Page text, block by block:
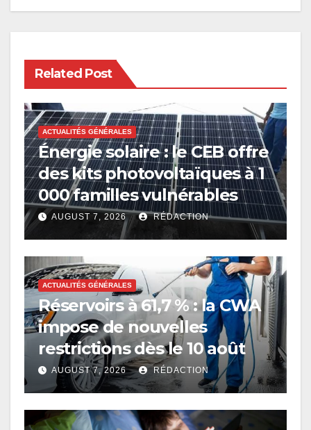
Related Post
ACTUALITÉS GÉNÉRALES
Énergie solaire : le CEB offre
des kits photovoltaïques à 1
000 familles vulnérables
AUGUST 7, 2026 RÉDACTION
ACTUALITÉS GÉNÉRALES
Réservoirs à 61,7 % : la CWA
impose de nouvelles
restrictions dès le 10 août
AUGUST 7, 2026 RÉDACTION